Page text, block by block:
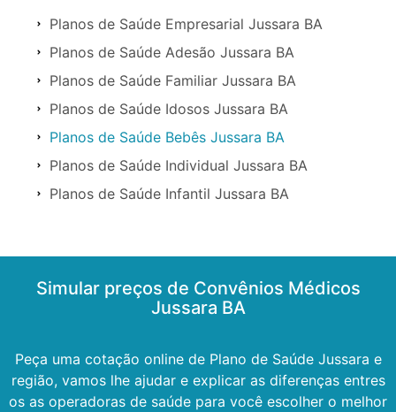
Planos de Saúde Empresarial Jussara BA
Planos de Saúde Adesão Jussara BA
Planos de Saúde Familiar Jussara BA
Planos de Saúde Idosos Jussara BA
Planos de Saúde Bebês Jussara BA
Planos de Saúde Individual Jussara BA
Planos de Saúde Infantil Jussara BA
Simular preços de Convênios Médicos
Jussara BA
Peça uma cotação online de Plano de Saúde Jussara e
região, vamos lhe ajudar e explicar as diferenças entres
os as operadoras de saúde para você escolher o melhor